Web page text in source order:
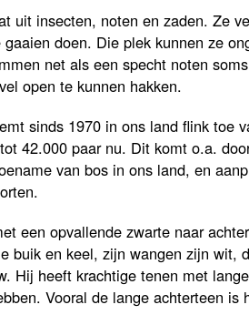
uit insecten, noten en zaden. Ze
doen. Die plek kunnen ze
net als een specht noten
open te kunnen hakken.
sinds 1970 in ons land flink toe
42.000 paar nu. Dit komt o.a.
van bos in ons land, en
een opvallende zwarte naar
buik en keel, zijn wangen zijn wit,
Hij heeft krachtige tenen met
Vooral de lange achterteen is